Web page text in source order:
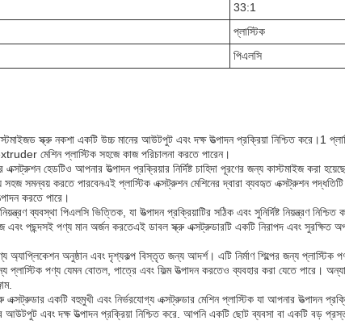
33:1
প্লাস্টিক
পিএলসি
স্ক্রু নকশা একটি উচ্চ মানের আউটপুট এবং দক্ষ উত্পাদন প্রক্রিয়া নিশ্চিত করে।1
মেশিন প্লাস্টিক সহজে কাজ পরিচালনা করতে পারেন।
হেডটিও আপনার উত্পাদন প্রক্রিয়ার নির্দিষ্ট চাহিদা পূরণের জন্য কাস্টমাইজ করা
সমন্বয় করতে পারবেনএই প্লাস্টিক এক্সট্রুশন মেশিনের দ্বারা ব্যবহৃত এক্সট্রুশন পদ্ধতিটি
করতে পারে।
ব্যবস্থা পিএলসি ভিত্তিক, যা উত্পাদন প্রক্রিয়াটির সঠিক এবং সুনির্দিষ্ট নিয়ন্ত্রণ
এবং পছন্দসই পণ্য মান অর্জন করতেএই ডাবল স্ক্রু এক্সট্রুডারটি একটি নিরাপদ এবং সুরক্ষিত
অনুষ্ঠান এবং দৃশ্যকল্প বিস্তৃত জন্য আদর্শ। এটি নির্মাণ শিল্পের জন্য প্লাস্টিক
প্লাস্টিক পণ্য যেমন বোতল, পাত্রে এবং ফিল্ম উত্পাদন করতেও ব্যবহার করা যেতে পারে।
একটি বহুমুখী এবং নির্ভরযোগ্য এক্সট্রুডার মেশিন প্লাস্টিক যা আপনার উত্পাদন
আউটপুট এবং দক্ষ উত্পাদন প্রক্রিয়া নিশ্চিত করে. আপনি একটি ছোট ব্যবসা বা একটি